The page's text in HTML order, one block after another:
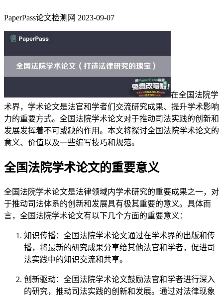
PaperPass论文检测网 2023-09-07
在全国法院学
术界，学术论文是法官和学者们交流研究成果、提升学术影响
力的重要方式。全国法院学术论文对于推动司法实践的创新和
发展发挥着不可或缺的作用。本文将探讨全国法院学术论文的
意义、价值以及一些编写技巧和规范。
全国法院学术论文的重要意义
全国法院学术论文是法律领域内学术研究的重要成果之一，对
于推动司法体系的创新和发展具有极其重要的意义。具体而
言，全国法院学术论文有以下几个方面的重要意义：
知识传播：全国法院学术论文通过在学术界的出版和传
播，将最新的研究成果分享给其他法官和学者，促进司
法实践中的知识交流和共享。
创新驱动：全国法院学术论文鼓励法官和学者进行深入
的研究，推动司法实践的创新和发展。通过对法律现象